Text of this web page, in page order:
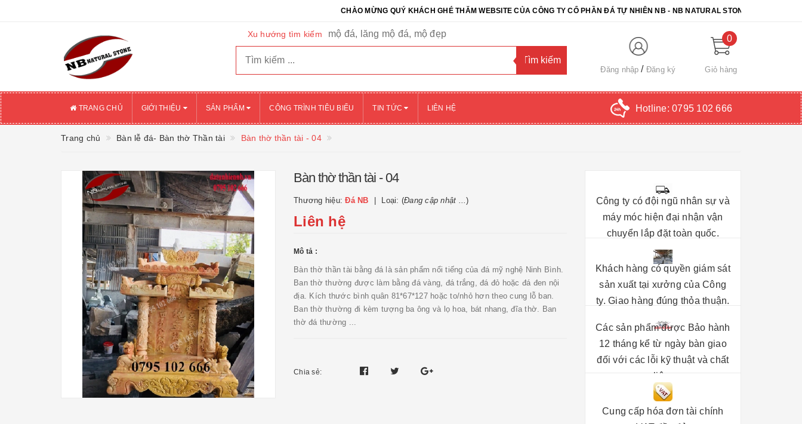
CHÀO MỪNG QUÝ KHÁCH GHÉ THĂM WEBSITE CỦA CÔNG TY CỔ PHẦN ĐÁ TỰ NHIÊN NB - NB NATURAL STONE. CHÚC QUÝ KHÁCH
Xu hướng tìm kiếm mộ đá, lăng mộ đá, mộ đẹp
Đăng nhập Đăng ký
0
Giỏ hàng
TRANG CHỦ GIỚI THIỆU SẢN PHẨM CÔNG TRÌNH TIÊU BIỂU TIN TỨC LIÊN HỆ Hotline: 0795 102 666
Trang chủ Bàn lễ đá- Bàn thờ Thần tài Bàn thờ thần tài - 04
Bàn thờ thần tài - 04
Thương hiệu:Đá NB Loại: (Đang cập nhật ...)
Liên hệ
Mô tả :
Bàn thờ thần tài bằng đá là sản phẩm nổi tiếng của đá mỹ nghệ Ninh Bình.
Ban thờ thường được làm bằng đá vàng, đá trắng, đá đỏ hoặc đá đen nội
địa. Kích thước bình quân 81*67*127 hoặc to/nhỏ hơn theo cung lỗ ban.
Ban thờ thường đi kèm tượng ba ông và lọ hoa, bát nhang, đĩa thờ. Ban
thờ đá thường ...
Chia sẻ:
Công ty có đội ngũ nhân sự và
máy móc hiện đại nhận vận
chuyển lắp đặt toàn quốc.
Khách hàng có quyền giám sát
sản xuất tại xưởng của Công
ty. Giao hàng đúng thỏa thuận.
Các sản phẩm được Bảo hành
12 tháng kể từ ngày bàn giao
đối với các lỗi kỹ thuật và chất
liệu.
Cung cấp hóa đơn tài chính